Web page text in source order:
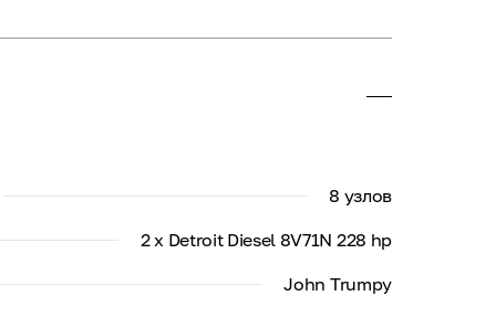
8 узлов
2 x Detroit Diesel 8V71N 228 hp
John Trumpy